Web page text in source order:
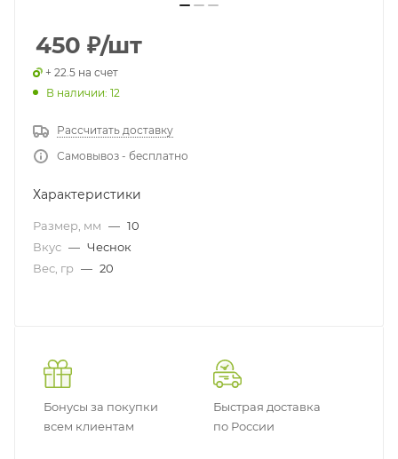
450 ₽/шт
+ 22.5 на счет
В наличии: 12
Рассчитать доставку
Самовывоз - бесплатно
Характеристики
Размер, мм — 10
Вкус — Чеснок
Вес, гр — 20
Бонусы за покупки
всем клиентам
Быстрая доставка
по России